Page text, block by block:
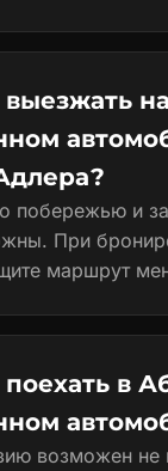
на
побережью и
При
маршрут
в
возможен не